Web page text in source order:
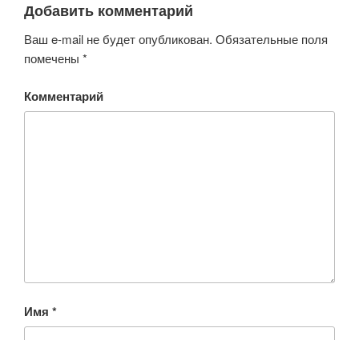
Добавить комментарий
Ваш e-mail не будет опубликован. Обязательные поля
помечены *
Комментарий
Имя *